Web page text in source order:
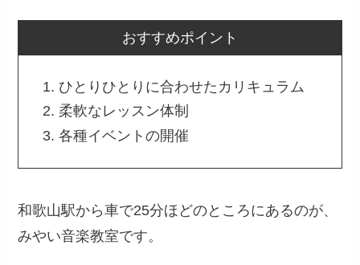
おすすめポイント
ひとりひとりに合わせたカリキュラム
柔軟なレッスン体制
各種イベントの開催
和歌山駅から車で25分ほどのところにあるのが、
みやい音楽教室です。